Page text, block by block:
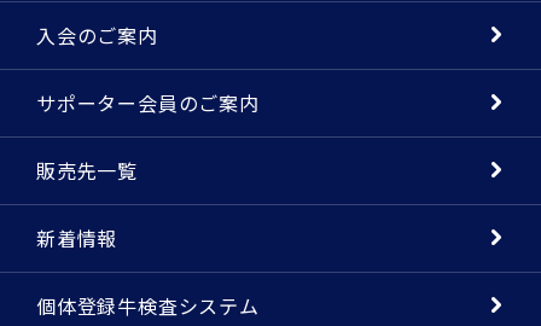
入会のご案内
サポーター会員のご案内
販売先一覧
新着情報
個体登録牛検査システム